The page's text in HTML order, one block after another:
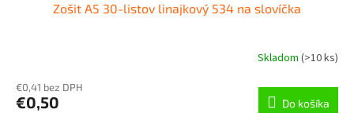
Zošit A5 30-listov linajkový 534 na slovíčka
Skladom (>10 ks)
€0,41 bez DPH
€0,50 Do košíka